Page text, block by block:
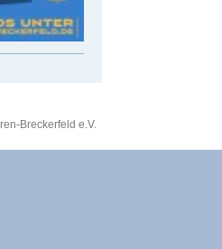
Breckerfeld e.V.